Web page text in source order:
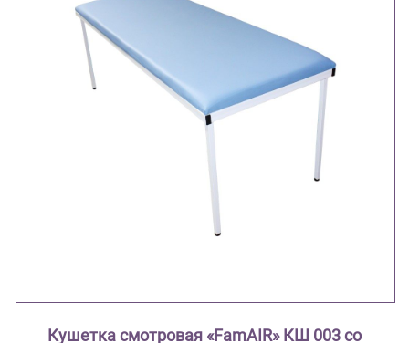
Кушетка смотровая «FamAIR» КШ 003 со